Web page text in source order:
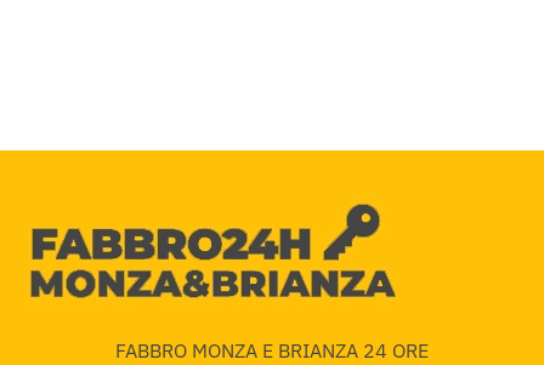
FABBRO MONZA E BRIANZA 24 ORE